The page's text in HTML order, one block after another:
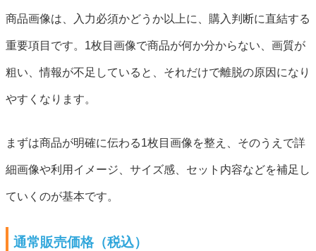
商品画像は、入力必須かどうか以上に、購入判断に直結する
重要項目です。1枚目画像で商品が何か分からない、画質が
粗い、情報が不足していると、それだけで離脱の原因になり
やすくなります。
まずは商品が明確に伝わる1枚目画像を整え、そのうえで詳
細画像や利用イメージ、サイズ感、セット内容などを補足し
ていくのが基本です。
通常販売価格（税込）